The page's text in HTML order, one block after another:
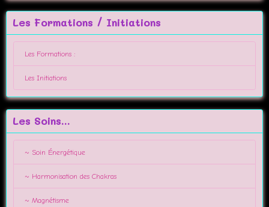
Les Formations / Initiations
Les Formations :
Les Initiations
Les Soins...
~ Soin Énergétique
~ Harmonisation des Chakras
~ Magnétisme